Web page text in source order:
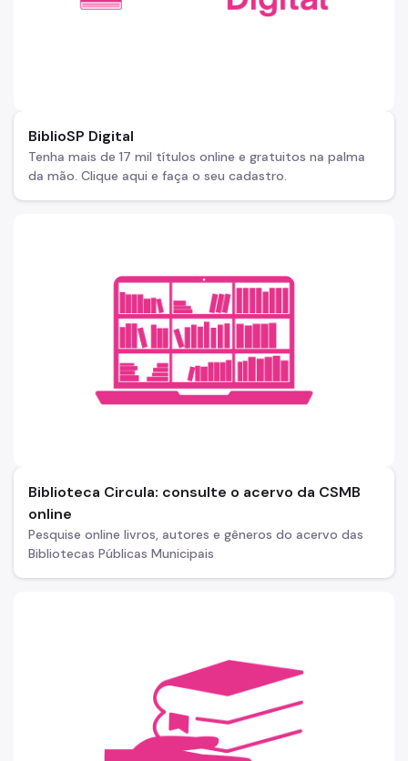
BiblioSP Digital
Tenha mais de 17 mil títulos online e gratuitos na palma
da mão. Clique aqui e faça o seu cadastro.
Biblioteca Circula: consulte o acervo da CSMB
online
Pesquise online livros, autores e gêneros do acervo das
Bibliotecas Públicas Municipais